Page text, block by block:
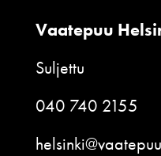
Vaatepuu
Suljettu
040 740 2155